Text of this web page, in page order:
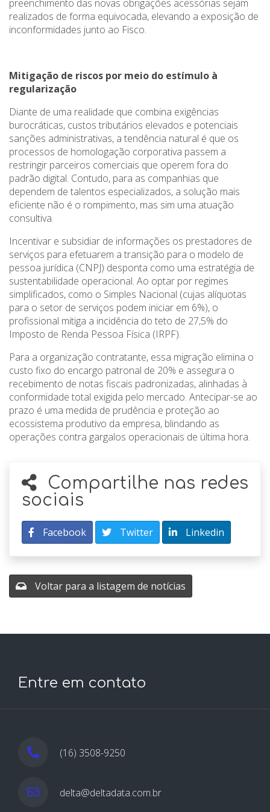
preenchimento das novas obrigações acessórias sejam
realizados de forma equivocada, elevando a exposição de
inconformidades junto ao Fisco.
Mitigação de riscos por meio do estímulo à
regularização
Diante de uma realidade que combina exigências
burocráticas, custos tributários elevados e potenciais
sanções administrativas, a tendência natural é que os
processos de homologação corporativa passem a
restringir parceiros comerciais que operem fora do
padrão digital. Contudo, para as companhias que
dependem de talentos especializados, a solução mais
eficiente não é o rompimento, mas sim uma atuação
consultiva.
Incentivar e subsidiar de informações os prestadores de
serviços para efetuarem a transição para o modelo de
pessoa jurídica (CNPJ) desponta como uma estratégia de
sustentabilidade operacional. Ao optar por regimes
simplificados, como o Simples Nacional (cujas alíquotas
para o setor de serviços podem iniciar em 6%), o
profissional mitiga a incidência do teto de 27,5% do
Imposto de Renda Pessoa Física (IRPF).
Para a organização contratante, essa migração elimina o
custo fixo do encargo patronal de 20% e assegura o
recebimento de notas fiscais padronizadas, alinhadas à
conformidade total exigida pelo mercado. Antecipar-se ao
prazo é uma medida de prudência e proteção ao
ecossistema produtivo da empresa, blindando as
operações contra gargalos operacionais de última hora.
Compartilhe nas redes
sociais
Facebook Twitter Linkedin
Voltar para a listagem de notícias
Entre em contato
(16) 3508-9250
delta@deltadata.com.br